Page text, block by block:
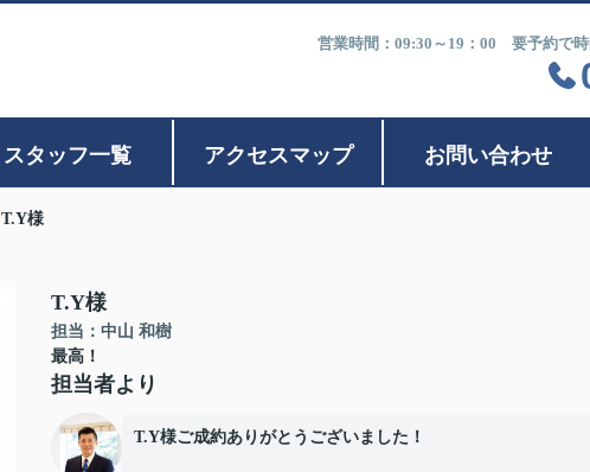
営業時間：09:30～19：00 要予約で
スタッフ一覧 アクセスマップ お問い合わせ
T.Y様
T.Y様
担当：中山 和樹
最高！
担当者より
T.Y様ご成約ありがとうございました！